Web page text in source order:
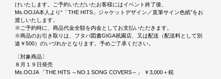
けいたします。ご予約いただいたお客様にはイベント終了後、
Ms.OOJA本人より“「THE HITS」ジャケットデザイン／直筆サイン色紙”をお
渡しいたします。
※ご予約時に、商品代金全額を内金としてお支払いただきます。
※商品のお引き取りは、フタバ図書GIGA祇園店、又は配送（配送料として別
途￥500）のいづれかとなります。予めご了承ください。
〔対象商品〕
８月１９日発売
Ms.OOJA 「THE HITS ～NO.1 SONG COVERS～」 ￥3,000＋税